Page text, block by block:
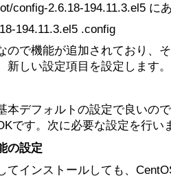
config-2.6.18-194.11.3.el5 に
194.11.3.el5 .config
ので機能が追加されており、
新しい設定項目を設定します。
本デフォルトの設定で良いの
です。次に必要な設定を行い
の設定
てインストールしても、